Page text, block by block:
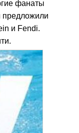
фанаты
предложили
и Fendi.